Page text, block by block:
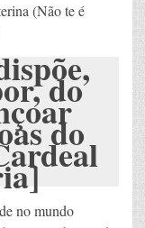
(Não te é
do
do
no mundo